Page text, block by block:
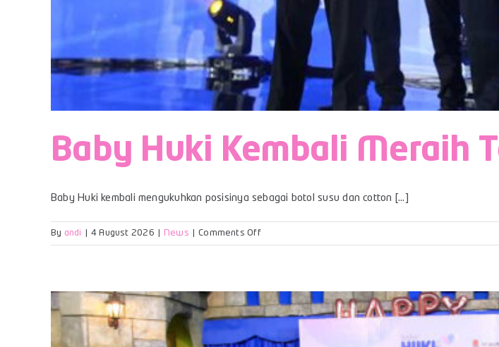
Baby Huki Kembali Meraih
Baby Huki kembali mengukuhkan posisinya sebagai botol susu dan cotton [...]
By andi 4 August 2026 News Comments Offon
Baby
Meraih
Top
Kids